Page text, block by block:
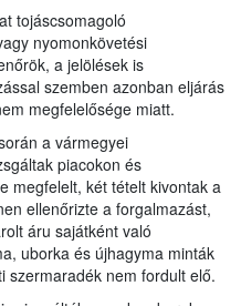
tojáscsomagoló
nyomonkövetési
a jelölések is
szemben azonban eljárás
megfelelősége miatt.
a vármegyei
piacokon és
megfelelt, két tételt kivontak a
ellenőrizte a forgalmazást,
áru sajátként való
uborka és újhagyma minták
szermaradék nem fordult elő.